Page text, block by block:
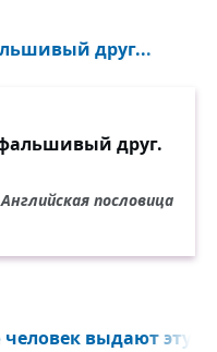
друг...
друг.
Английская пословица
человек выдают эту